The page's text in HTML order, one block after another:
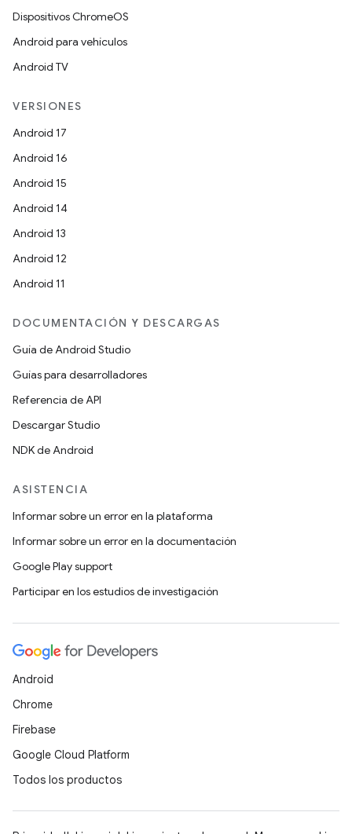
Dispositivos ChromeOS
Android para vehículos
Android TV
VERSIONES
Android 17
Android 16
Android 15
Android 14
Android 13
Android 12
Android 11
DOCUMENTACIÓN Y DESCARGAS
Guía de Android Studio
Guías para desarrolladores
Referencia de API
Descargar Studio
NDK de Android
ASISTENCIA
Informar sobre un error en la plataforma
Informar sobre un error en la documentación
Google Play support
Participar en los estudios de investigación
Android
Chrome
Firebase
Google Cloud Platform
Todos los productos